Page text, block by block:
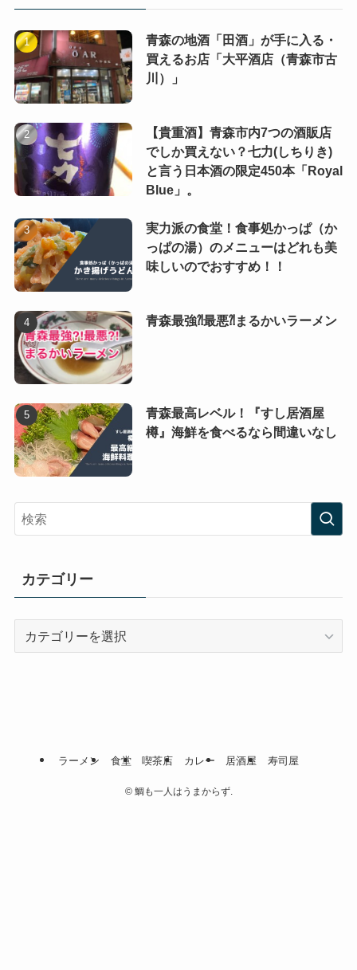
青森の地酒「田酒」が手に入る・
買えるお店「大平酒店（青森市古
川）」
【貴重酒】青森市内7つの酒販店
でしか買えない？七力(しちりき)
と言う日本酒の限定450本「Royal
Blue」。
実力派の食堂！食事処かっぱ（か
っぱの湯）のメニューはどれも美
味しいのでおすすめ！！
青森最強⁈最悪⁈まるかいラーメン
青森最高レベル！『すし居酒屋
樽』海鮮を食べるなら間違いなし
カテゴリー
ラーメン 食堂 喫茶店 カレー 居酒屋 寿司屋
©鯛も一人はうまからず.